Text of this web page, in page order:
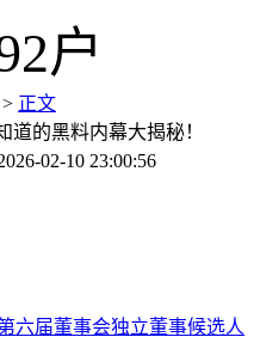
> 正文
道的黑料内幕大揭秘！
02-10 23:00:56